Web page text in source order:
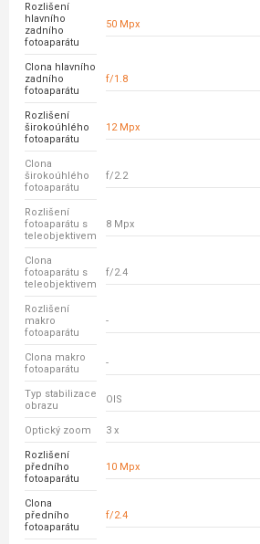
Rozlišení
hlavního
zadního
fotoaparátu
50 Mpx
Clona hlavního
zadního
fotoaparátu
f/1.8
Rozlišení
širokoúhlého
fotoaparátu
12 Mpx
Clona
širokoúhlého
fotoaparátu
f/2.2
Rozlišení
fotoaparátu s
teleobjektivem
8 Mpx
Clona
fotoaparátu s
teleobjektivem
f/2.4
Rozlišení
makro
fotoaparátu
-
Clona makro
fotoaparátu
-
Typ stabilizace
obrazu
OIS
Optický zoom 3 x
Rozlišení
předního
fotoaparátu
10 Mpx
Clona
předního
fotoaparátu
f/2.4